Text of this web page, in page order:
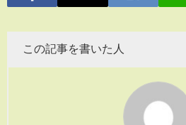
この記事を書いた人